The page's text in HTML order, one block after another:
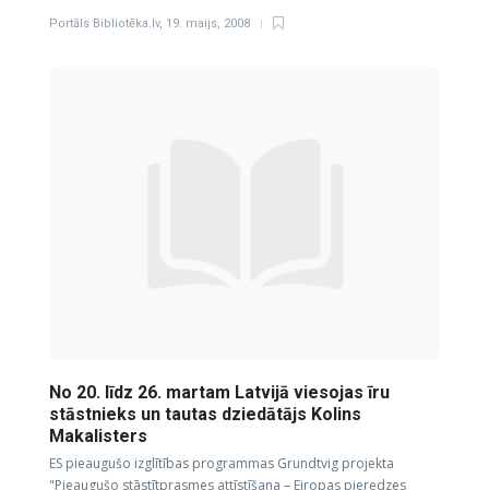
Portāls Bibliotēka.lv, 19. maijs, 2008
No 20. līdz 26. martam Latvijā viesojas īru
stāstnieks un tautas dziedātājs Kolins
Makalisters
ES pieaugušo izglītības programmas Grundtvig projekta
"Pieaugušo stāstītprasmes attīstīšana – Eiropas pieredzes